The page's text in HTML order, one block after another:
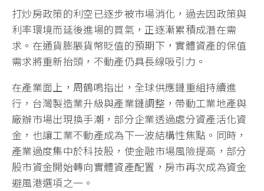
打炒房政策的利空已逐步被市場消化，過去因政策與
利率環境而延後進場的買氣，正逐漸累積成潛在需
求。在通貨膨脹貨幣貶值的預期下，實體資產的保值
需求將重新抬頭，不動產仍具長線吸引力。
在產業面上，周鶴鳴指出，全球供應鏈重組持續進
行，台灣製造業升級與產業鏈調整，帶動工業地產與
廠辦市場出現換手潮，部分企業透過處分資產活化資
金，也讓工業不動產成為下一波結構性焦點。同時，
產業過度集中於科技股，使金融市場風險提高，部分
股市資金開始轉向實體資產配置，房市再次成為資金
避風港選項之一。